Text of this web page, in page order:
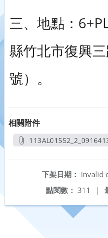
三、地點：
縣竹北市復興
號）。
相關附件
下架日期： Invalid
點閱數： 311 |